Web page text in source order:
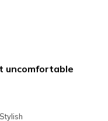
uncomfortable